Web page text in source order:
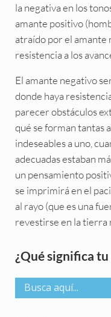
la negativa en los
amante positivo
atraído por el
resistencia a los
El amante negativo
donde haya
parecer obstáculos
qué se forman tantas
indeseables a uno,
adecuadas estaban
un pensamiento
se imprimirá en el
al rayo (que es una
revestirse en la tierra
Sidebar
¿Qué significa tu